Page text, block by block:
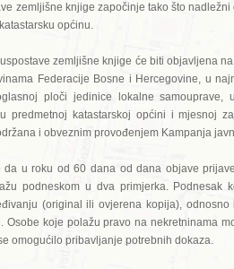
zemljišne knjige započinje tako što
općinu.
zemljišne knjige će biti objavljena
Federacije Bosne i Hercegovine, u
ploči jedinice lokalne samouprave,
predmetnoj katastarskoj općini i mjesnoj
i obveznim provođenjem Kampanja
u roku od 60 dana od dana objave
podneskom u dva primjerka.
(original ili ovjerena kopija),
Osobe koje polažu pravo na nekretninama
omogućilo pribavljanje potrebnih dokaza.